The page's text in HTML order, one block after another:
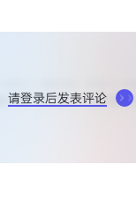
请登录后发表评论